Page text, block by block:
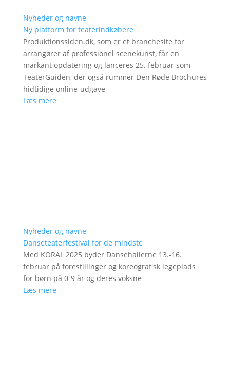
Nyheder og navne
Ny platform for teaterindkøbere
Produktionssiden.dk, som er et branchesite for
arrangører af professionel scenekunst, får en
markant opdatering og lanceres 25. februar som
TeaterGuiden, der også rummer Den Røde Brochures
hidtidige online-udgave
Læs mere
Nyheder og navne
Danseteaterfestival for de mindste
Med KORAL 2025 byder Dansehallerne 13.-16.
februar på forestillinger og koreografisk legeplads
for børn på 0-9 år og deres voksne
Læs mere